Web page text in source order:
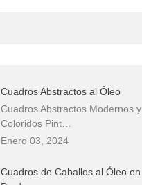
Cuadros Abstractos al Óleo
Cuadros Abstractos Modernos y
Coloridos Pint…
Enero 03, 2024
Cuadros de Caballos al Óleo en